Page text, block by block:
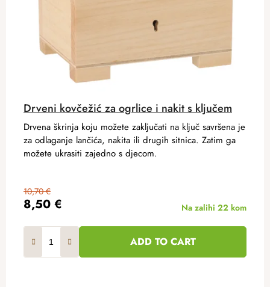
Drveni kovčežić za ogrlice i nakit s ključem
8,50 €
10,70 €
Na zalihi 22 kom
ADD TO CART
Drvena škrinja koju možete zaključati na ključ savršena je
za odlaganje lančića, nakita ili drugih sitnica. Zatim ga
možete ukrasiti zajedno s djecom.